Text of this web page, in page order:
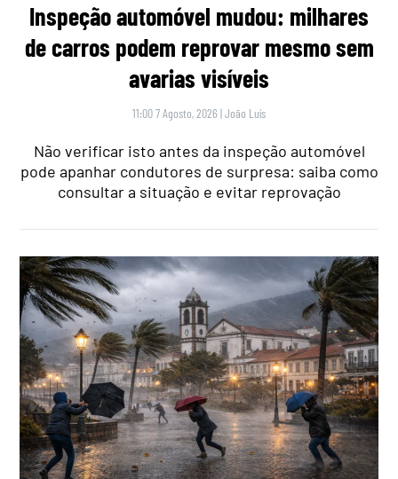
Inspeção automóvel mudou: milhares
de carros podem reprovar mesmo sem
avarias visíveis
11:00 7 Agosto, 2026 |João Luís
Não verificar isto antes da inspeção automóvel
pode apanhar condutores de surpresa: saiba como
consultar a situação e evitar reprovação